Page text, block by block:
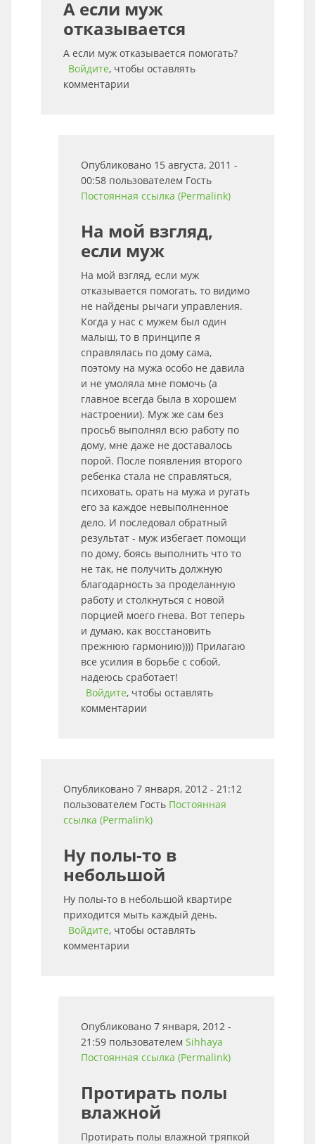
А если муж
отказывается
А если муж отказывается помогать?
Войдите, чтобы оставлять
комментарии
Опубликовано 15 августа, 2011 -
00:58 пользователем Гость
Постоянная ссылка (Permalink)
На мой взгляд,
если муж
На мой взгляд, если муж
отказывается помогать, то видимо
не найдены рычаги управления.
Когда у нас с мужем был один
малыш, то в принципе я
справлялась по дому сама,
поэтому на мужа особо не давила
и не умоляла мне помочь (а
главное всегда была в хорошем
настроении). Муж же сам без
просьб выполнял всю работу по
дому, мне даже не доставалось
порой. После появления второго
ребенка стала не справляться,
психовать, орать на мужа и ругать
его за каждое невыполненное
дело. И последовал обратный
результат - муж избегает помощи
по дому, боясь выполнить что то
не так, не получить должную
благодарность за проделанную
работу и столкнуться с новой
порцией моего гнева. Вот теперь
и думаю, как восстановить
прежнюю гармонию)))) Прилагаю
все усилия в борьбе с собой,
надеюсь сработает!
Войдите, чтобы оставлять
комментарии
Опубликовано 7 января, 2012 - 21:12
пользователем Гость Постоянная
ссылка (Permalink)
Ну полы-то в
небольшой
Ну полы-то в небольшой квартире
приходится мыть каждый день.
Войдите, чтобы оставлять
комментарии
Опубликовано 7 января, 2012 -
21:59 пользователем Sihhaya
Постоянная ссылка (Permalink)
Протирать полы
влажной
Протирать полы влажной тряпкой